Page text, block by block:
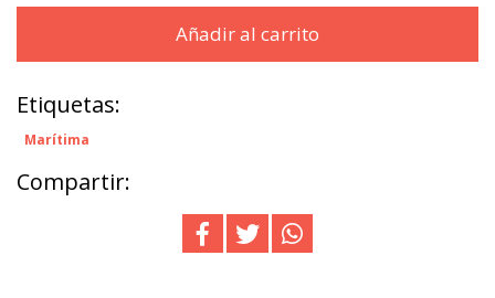
Añadir al carrito
Etiquetas:
Marítima
Compartir: